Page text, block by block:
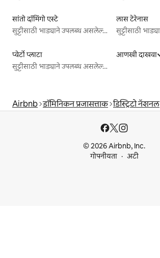
सांतो दॉमिंगो एस्टे
सुट्टीसाठी भाड्याने उपलब्ध असलेल्या जागा
लास टेरेनास
प्वेर्टो प्लाटा
सुट्टीसाठी भाड्याने उपलब्ध असलेल्या जागा
आणखी दाखवा
Airbnb डॉमिनिकन प्रजासत्ताक डिस्ट्रिटो नॅशनल
© 2026 Airbnb, Inc.
गोपनीयता
अटी